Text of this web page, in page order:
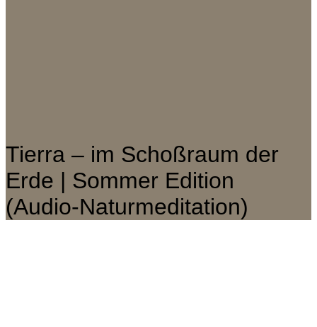
Tierra – im Schoßraum der
Erde | Sommer Edition
(Audio-Naturmeditation)